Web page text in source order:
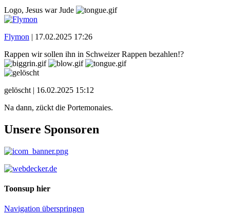
Logo, Jesus war Jude
Flymon | 17.02.2025 17:26
Rappen wir sollen ihn in Schweizer Rappen bezahlen!?
gelöscht | 16.02.2025 15:12
Na dann, zückt die Portemonaies.
Unsere Sponsoren
Toonsup hier
Navigation überspringen